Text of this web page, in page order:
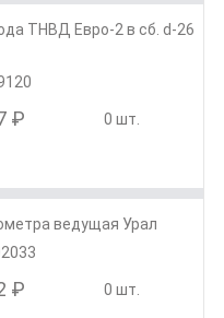
ТНВД Евро-2 в сб. d-26
₽ 0 шт.
ведущая Урал
₽ 0 шт.